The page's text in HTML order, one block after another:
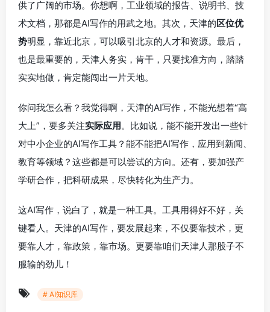
供了广阔的市场。你想啊，工业领域的报告、说明书、技
术文档，那都是AI写作的用武之地。其次，天津的区位优
势明显，靠近北京，可以吸引北京的人才和资源。最后，
也是最重要的，天津人务实，肯干，只要找准方向，踏踏
实实地做，肯定能闯出一片天地。
你问我怎么看？我觉得啊，天津的AI写作，不能光想着“高
大上”，要多关注实际应用。比如说，能不能开发出一些针
对中小企业的AI写作工具？能不能把AI写作，应用到新闻、
教育等领域？这些都是可以尝试的方向。还有，要加强产
学研合作，把科研成果，尽快转化为生产力。
这AI写作，说白了，就是一种工具。工具用得好不好，关
键看人。天津的AI写作，要发展起来，不仅要靠技术，更
要靠人才，靠政策，靠市场。更要靠咱们天津人那股子不
服输的劲儿！
# AI知识库